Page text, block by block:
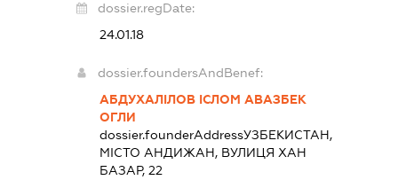
dossier.regDate:
24.01.18
dossier.foundersAndBenef:
АБДУХАЛІЛОВ ІСЛОМ АВАЗБЕК
ОГЛИ
dossier.founderAddressУЗБЕКИСТАН,
МІСТО АНДИЖАН, ВУЛИЦЯ ХАН
БАЗАР, 22